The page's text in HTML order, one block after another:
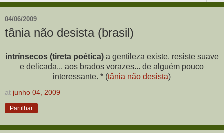
04/06/2009
tânia não desista (brasil)
intrínsecos (tireta poética)a gentileza existe. resiste suave
e delicada... aos brados vorazes... de alguém pouco
interessante. * (tânia não desista)
at junho 04, 2009
Partilhar